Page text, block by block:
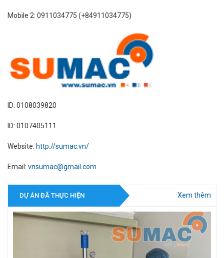
Mobile 2: 0911034775 (+84911034775)
ID: 0108039820
ID: 0107405111
Website: http://sumac.vn/
Email: vnsumac@gmail.com
DỰ ÁN ĐÃ THỰC HIỆN Xem thêm